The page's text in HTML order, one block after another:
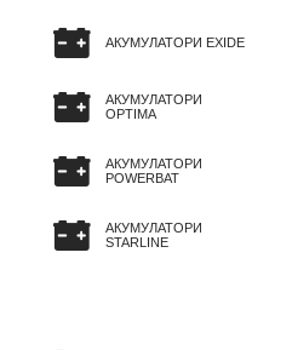
АКУМУЛАТОРИ EXIDE
АКУМУЛАТОРИ
OPTIMA
АКУМУЛАТОРИ
POWERBAT
АКУМУЛАТОРИ
STARLINE